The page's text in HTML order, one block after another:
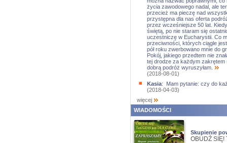
życia zawodowego nadal, ale
przecież ma pieczę nad
przystępna dla nas oferta
przez wcześniejsze 50 lat.
świętą, po nie staram się
uczestniczę w Eucharystii. Co
przeciwności, których ciągle
pół roku zwerbowano mnie do
Pokój, jakiego przedtem nie
tej drodze za każdym zakrętem
dobrą podróż wyruszyłam.
(2018-08-01)
Kasia: Mam pytanie: czy do
(2018-04-03)
więcej
WIADOMOŚCI
Skupienie
OBUDŹ SIĘ!